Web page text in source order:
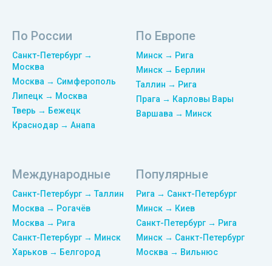
По России
Санкт-Петербург →
Москва
Москва → Симферополь
Липецк → Москва
Тверь → Бежецк
Краснодар → Анапа
По Европе
Минск → Рига
Минск → Берлин
Таллин → Рига
Прага → Карловы Вары
Варшава → Минск
Международные
Санкт-Петербург → Таллин
Москва → Рогачёв
Москва → Рига
Санкт-Петербург → Минск
Харьков → Белгород
Популярные
Рига → Санкт-Петербург
Минск → Киев
Санкт-Петербург → Рига
Минск → Санкт-Петербург
Москва → Вильнюс